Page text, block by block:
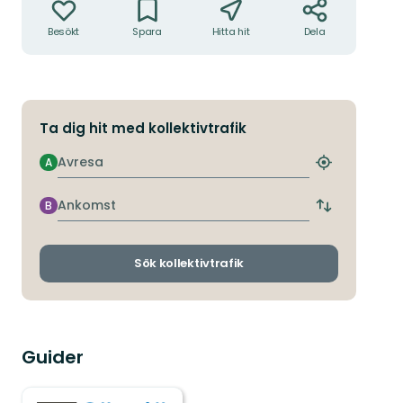
Besökt Spara Hitta hit Dela
Ta dig hit med kollektivtrafik
Avresa
A
Hitta
hållplats
Ankomst
B
Byt
och
Sök kollektivtrafik
Guider